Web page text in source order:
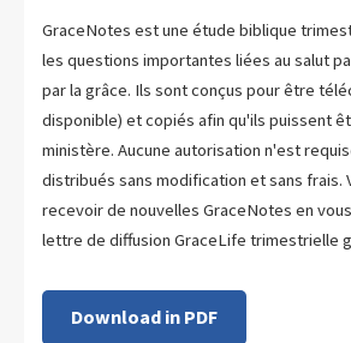
GraceNotes est une étude biblique
les questions importantes liées au salut
par la grâce. Ils sont conçus pour être
disponible) et copiés afin qu'ils puissent
ministère. Aucune autorisation n'est
distribués sans modification et sans frais.
recevoir de nouvelles GraceNotes en
lettre de diffusion GraceLife trimestrielle
Download in PDF